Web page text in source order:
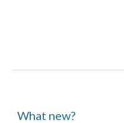
What new?